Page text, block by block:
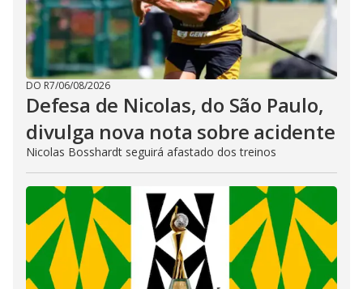
DO R7/06/08/2026
Defesa de Nicolas, do São Paulo,
divulga nova nota sobre acidente
Nicolas Bosshardt seguirá afastado dos treinos